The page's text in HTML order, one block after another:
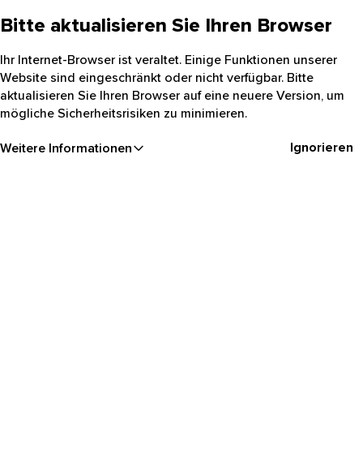
Bitte aktualisieren Sie Ihren Browser
Ihr Internet-Browser ist veraltet. Einige Funktionen unserer
Website sind eingeschränkt oder nicht verfügbar. Bitte
aktualisieren Sie Ihren Browser auf eine neuere Version, um
mögliche Sicherheitsrisiken zu minimieren.
Weitere Informationen Ignorieren